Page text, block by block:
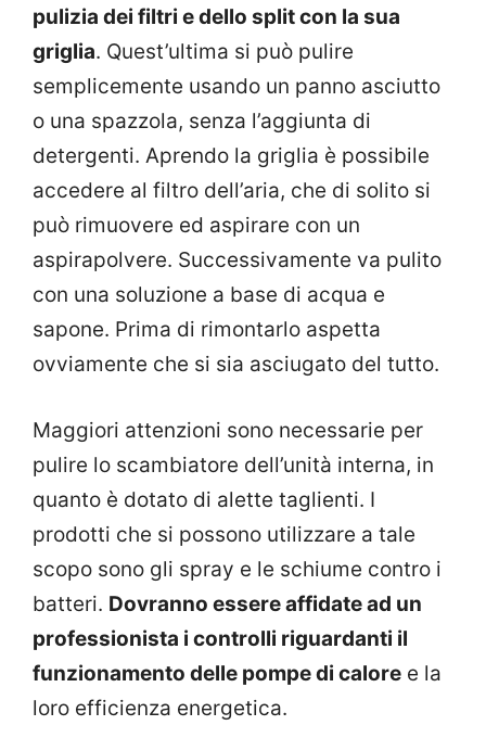
pulizia dei filtri e dello split con la sua
griglia. Quest’ultima si può pulire
semplicemente usando un panno asciutto
o una spazzola, senza l’aggiunta di
detergenti. Aprendo la griglia è possibile
accedere al filtro dell’aria, che di solito si
può rimuovere ed aspirare con un
aspirapolvere. Successivamente va pulito
con una soluzione a base di acqua e
sapone. Prima di rimontarlo aspetta
ovviamente che si sia asciugato del tutto.
Maggiori attenzioni sono necessarie per
pulire lo scambiatore dell’unità interna, in
quanto è dotato di alette taglienti. I
prodotti che si possono utilizzare a tale
scopo sono gli spray e le schiume contro i
batteri. Dovranno essere affidate ad un
professionista i controlli riguardanti il
funzionamento delle pompe di calore e la
loro efficienza energetica.